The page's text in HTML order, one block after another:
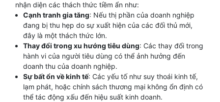
nhận diện các thách thức tiềm ẩn như:
Cạnh tranh gia tăng: Nếu thị phần của doanh nghiệp
đang bị thu hẹp do sự xuất hiện của các đối thủ mới,
đây là một thách thức lớn.
Thay đổi trong xu hướng tiêu dùng: Các thay đổi trong
hành vi của người tiêu dùng có thể ảnh hưởng đến
doanh thu của doanh nghiệp.
Sự bất ổn về kinh tế: Các yếu tố như suy thoái kinh tế,
lạm phát, hoặc chính sách thương mại không ổn định có
thể tác động xấu đến hiệu suất kinh doanh.